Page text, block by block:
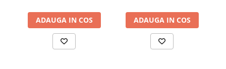
Sigurante Fuzibile
Sigurante Diferentiale RCBO
Protectii diferentiale RCCB
ADAUGA IN COS ADAUGA IN COS